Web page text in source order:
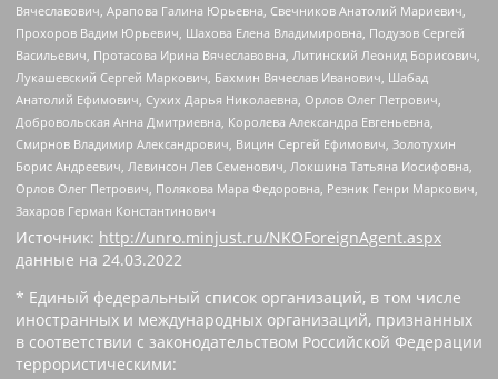
Вячеславович, Арапова Галина Юрьевна, Свечников Анатолий Мариевич,
Прохоров Вадим Юрьевич, Шахова Елена Владимировна, Подузов Сергей
Васильевич, Протасова Ирина Вячеславовна, Литинский Леонид Борисович,
Лукашевский Сергей Маркович, Бахмин Вячеслав Иванович, Шабад
Анатолий Ефимович, Сухих Дарья Николаевна, Орлов Олег Петрович,
Добровольская Анна Дмитриевна, Королева Александра Евгеньевна,
Смирнов Владимир Александрович, Вицин Сергей Ефимович, Золотухин
Борис Андреевич, Левинсон Лев Семенович, Локшина Татьяна Иосифовна,
Орлов Олег Петрович, Полякова Мара Федоровна, Резник Генри Маркович,
Захаров Герман Константинович
Источник: http://unro.minjust.ru/NKOForeignAgent.aspx
данные на 24.03.2022
* Единый федеральный список организаций, в том числе
иностранных и международных организаций, признанных
в соответствии с законодательством Российской Федерации
террористическими: